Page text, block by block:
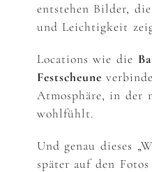
entstehen Bilder,
und Leichtigkeit
Locations wie die
Festscheune
Atmosphäre, in der
wohlfühlt.
Und genau dieses
später auf den